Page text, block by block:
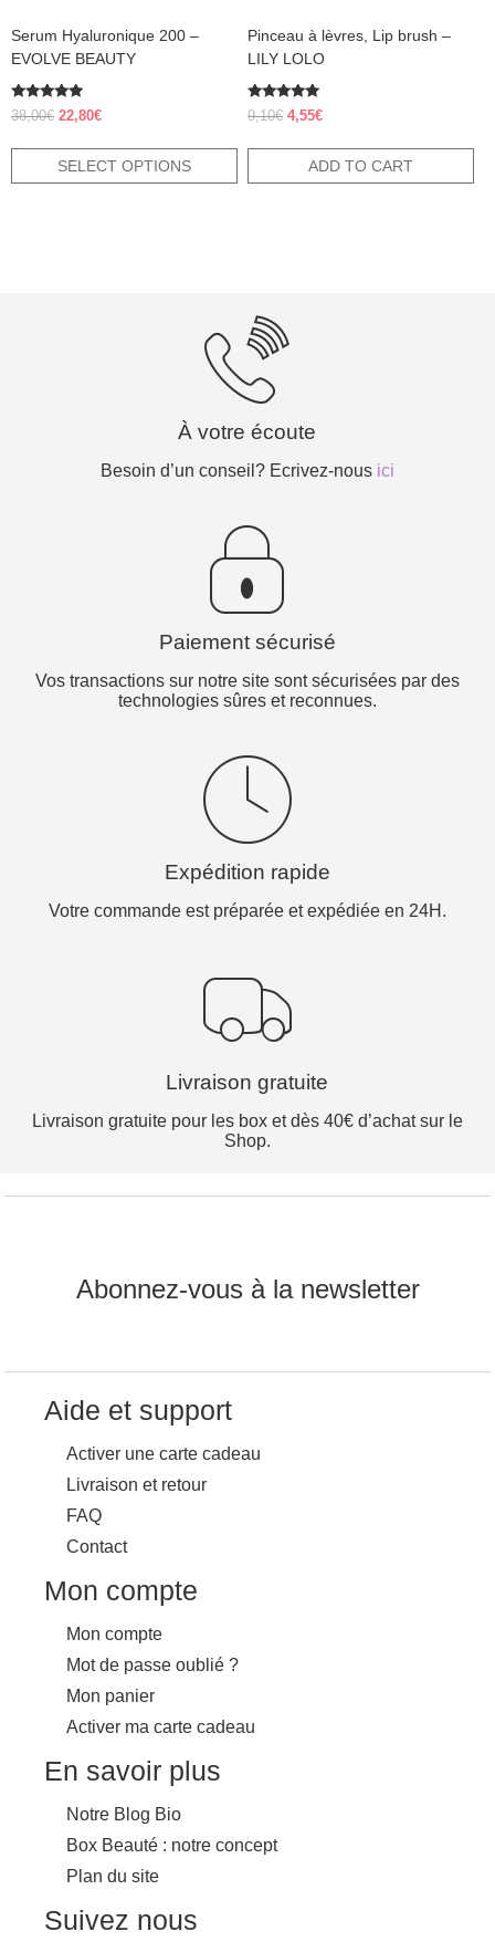
Serum Hyaluronique 200 –
EVOLVE BEAUTY
Rated
4.70
38,00€ Original
was:
22,80€Current
is:
SELECT OPTIONS
page
Pinceau à lèvres, Lip brush –
LILY LOLO
Rated
5.00
9,10€ Original
was:
4,55€Current
is:
ADD TO CART
À votre écoute
Besoin d’un conseil? Ecrivez-nous ici
Paiement sécurisé
Vos transactions sur notre site sont sécurisées par des
technologies sûres et reconnues.
Expédition rapide
Votre commande est préparée et expédiée en 24H.
Livraison gratuite
Livraison gratuite pour les box et dès 40€ d’achat sur le
Shop.
Abonnez-vous à la newsletter
Aide et support
Activer une carte cadeau
Livraison et retour
FAQ
Contact
Mon compte
Mon compte
Mot de passe oublié ?
Mon panier
Activer ma carte cadeau
En savoir plus
Notre Blog Bio
Box Beauté : notre concept
Plan du site
Suivez nous